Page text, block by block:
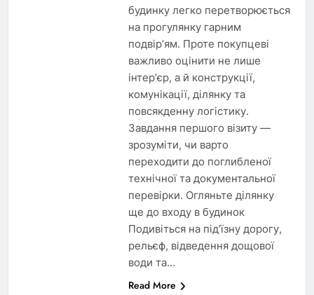
будинку легко перетворюється
на прогулянку гарним
подвір’ям. Проте покупцеві
важливо оцінити не лише
інтер’єр, а й конструкції,
комунікації, ділянку та
повсякденну логістику.
Завдання першого візиту —
зрозуміти, чи варто
переходити до поглибленої
технічної та документальної
перевірки. Огляньте ділянку
ще до входу в будинок
Подивіться на під’їзну дорогу,
рельєф, відведення дощової
води та…
Read More